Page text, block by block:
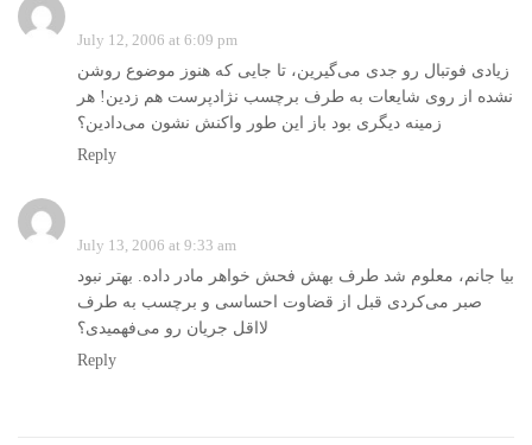
July 12, 2006 at 6:09 pm
زیادی فوتبال رو جدی می‌گیرین، تا جایی که هنوز موضوع روشن
نشده از روی شایعات به طرف برچسب نژادپرست هم زدین! هر
زمینه دیگری بود باز این طور واکنش نشون می‌دادین؟
Reply
July 13, 2006 at 9:33 am
بیا جانم، معلوم شد طرف بهش فحش خواهر مادر داده. بهتر نبود
صبر می‌کردی قبل از قضاوت احساسی و برچسب به طرف
لااقل جریان رو می‌فهمیدی؟
Reply